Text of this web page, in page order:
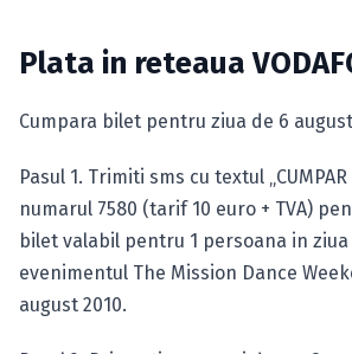
Plata in reteaua
Cumpara bilet pentru ziua de 6
Pasul 1. Trimiti sms cu textul „CUMPAR
numarul 7580 (tarif 10 euro + TVA)
bilet valabil pentru 1 persoana in
evenimentul The Mission Dance
august 2010.